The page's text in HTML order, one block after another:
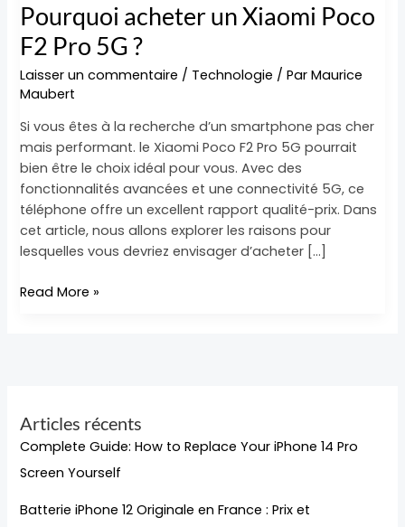
Pourquoi acheter un Xiaomi Poco
F2 Pro 5G ?
Laisser un commentaire / Technologie / ParMaurice
Maubert
Si vous êtes à la recherche d’un smartphone pas cher
mais performant. le Xiaomi Poco F2 Pro 5G pourrait
bien être le choix idéal pour vous. Avec des
fonctionnalités avancées et une connectivité 5G, ce
téléphone offre un excellent rapport qualité-prix. Dans
cet article, nous allons explorer les raisons pour
lesquelles vous devriez envisager d’acheter […]
Read More »
Articles récents
Complete Guide: How to Replace Your iPhone 14 Pro
Screen Yourself
Batterie iPhone 12 Originale en France : Prix et